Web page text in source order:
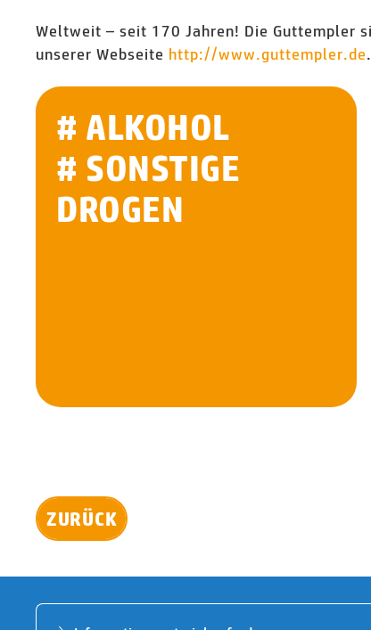
Weltweit – seit 170 Jahren! Die Guttempler
unserer Webseite http://www.guttempler.de.
# ALKOHOL
# SONSTIGE
DROGEN
ZURÜCK